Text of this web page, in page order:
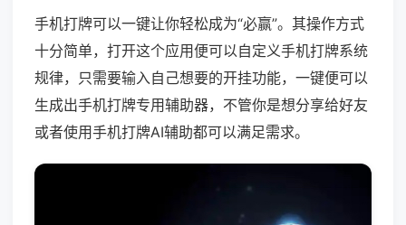
手机打牌可以一键让你轻松成为“必赢”。其操作方式
十分简单，打开这个应用便可以自定义手机打牌系统
规律，只需要输入自己想要的开挂功能，一键便可以
生成出手机打牌专用辅助器，不管你是想分享给好友
或者使用手机打牌AI辅助都可以满足需求。